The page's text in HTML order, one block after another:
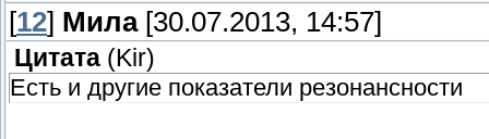
[12] Мила[30.07.2013, 14:57]
Цитата ( Kir)
Есть и другие показатели резонансности